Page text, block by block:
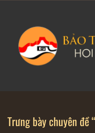
Trưng bày chuyên đề